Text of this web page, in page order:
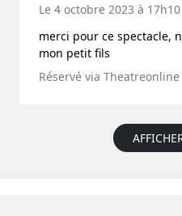
Le 4 octobre 2023 à 17h10
merci pour ce spectacle,
mon petit fils
Réservé via Theatreonline